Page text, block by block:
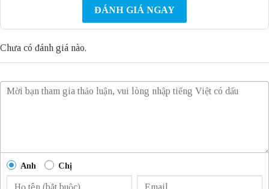
ĐÁNH GIÁ NGAY
Chưa có đánh giá nào.
Anh Chị